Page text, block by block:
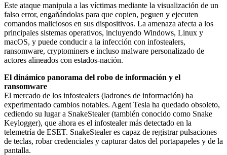
Este ataque manipula a las víctimas mediante la visualización de un
falso error, engañándolas para que copien, peguen y ejecuten
comandos maliciosos en sus dispositivos. La amenaza afecta a los
principales sistemas operativos, incluyendo Windows, Linux y
macOS, y puede conducir a la infección con infostealers,
ransomware, cryptominers e incluso malware personalizado de
actores alineados con estados-nación.
El dinámico panorama del robo de información y el
ransomware
El mercado de los infostealers (ladrones de información) ha
experimentado cambios notables. Agent Tesla ha quedado obsoleto,
cediendo su lugar a SnakeStealer (también conocido como Snake
Keylogger), que ahora es el infostealer más detectado en la
telemetría de ESET. SnakeStealer es capaz de registrar pulsaciones
de teclas, robar credenciales y capturar datos del portapapeles y de la
pantalla.